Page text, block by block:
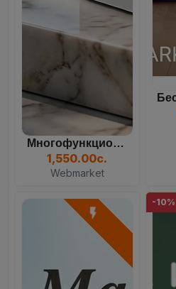
Многофункциональный Кулер...
1,550.00с.
Webmarket
-10%